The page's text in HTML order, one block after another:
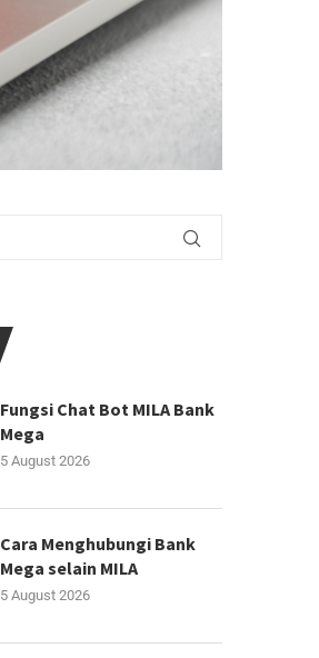
Fungsi Chat Bot MILA Bank
Mega
5 August 2026
Cara Menghubungi Bank
Mega selain MILA
5 August 2026